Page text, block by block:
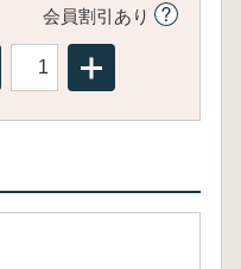
会員割引あり